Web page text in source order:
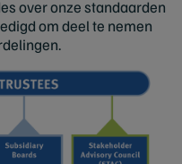
over onze standaarden
om deel te nemen